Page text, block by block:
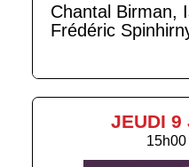
Chantal Birman,
Frédéric
JEUDI 9
15h00